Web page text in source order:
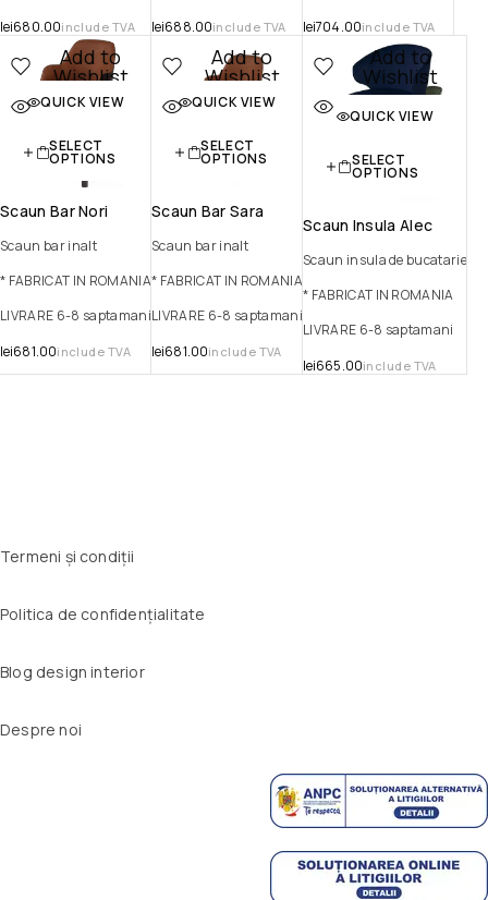
lei680.00include TVA
lei688.00include TVA
lei704.00include TVA
Add to
Wishlist
Quick view
QUICK VIEW
SELECT
OPTIONS
Scaun Bar Nori
Scaun bar inalt
* FABRICAT IN ROMANIA
LIVRARE 6-8 saptamani
lei681.00include TVA
Add to
Wishlist
Quick view
QUICK VIEW
SELECT
OPTIONS
Scaun Bar Sara
Scaun bar inalt
* FABRICAT IN ROMANIA
LIVRARE 6-8 saptamani
lei681.00include TVA
Add to
Wishlist
Quick view
QUICK VIEW
SELECT
OPTIONS
Scaun Insula Alec
Scaun insula de bucatarie
* FABRICAT IN ROMANIA
LIVRARE 6-8 saptamani
lei665.00include TVA
Termeni și condiții
Politica de confidențialitate
Blog design interior
Despre noi